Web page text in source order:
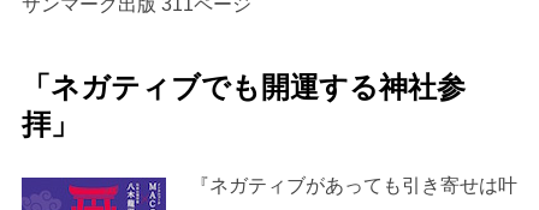
サンマーク出版 311ページ
「ネガティブでも開運する神社参
拝」
『ネガティブがあっても引き寄せは叶